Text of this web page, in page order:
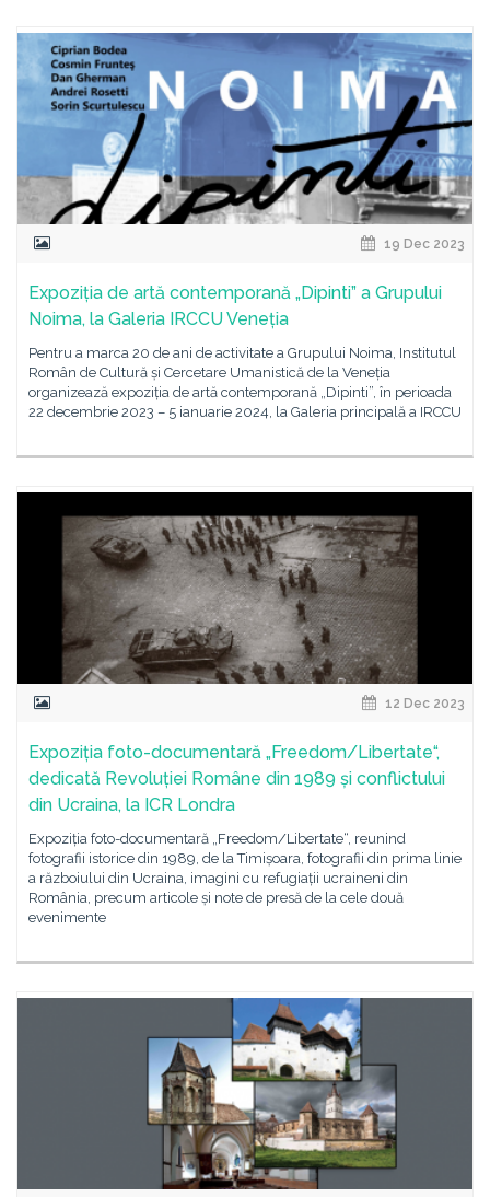
19 Dec 2023
Expoziția de artă contemporană „Dipinti” a Grupului
Noima, la Galeria IRCCU Veneția
Pentru a marca 20 de ani de activitate a Grupului Noima, Institutul
Român de Cultură și Cercetare Umanistică de la Veneția
organizează expoziția de artă contemporană „Dipinti”, în perioada
22 decembrie 2023 – 5 ianuarie 2024, la Galeria principală a IRCCU
12 Dec 2023
Expoziția foto-documentară „Freedom/Libertate“,
dedicată Revoluției Române din 1989 și conflictului
din Ucraina, la ICR Londra
Expoziția foto-documentară „Freedom/Libertate“, reunind
fotografii istorice din 1989, de la Timișoara, fotografii din prima linie
a războiului din Ucraina, imagini cu refugiații ucraineni din
România, precum articole și note de presă de la cele două
evenimente